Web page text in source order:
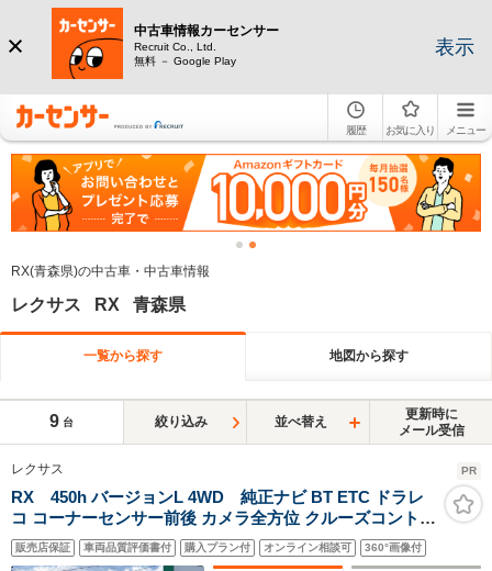
中古車情報カーセンサー
Recruit Co., Ltd.
無料 － Google Play
表示
履歴 お気に入り メニュー
RX(青森県)の中古車・中古車情報
レクサス RX 青森県
一覧から探す 地図から探す
9 台 絞り込み 並べ替え
更新時に
メール受信
レクサス PR
RX 450h バージョンL 4WD 純正ナビ BT ETC ドラレ
コ コーナーセンサー前後 カメラ全方位 クルーズコントロ
ール スペアキー 横滑り防止 盗難防止 オートライト オー
トマチックハイビーム
販売店保証 車両品質評価書付 購入プラン付 オンライン相談可 360°画像付